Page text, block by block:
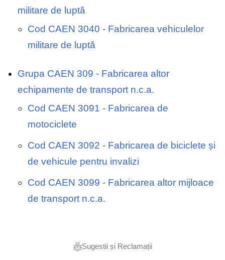
militare de luptă
Cod CAEN 3040 - Fabricarea vehiculelor
militare de luptă
Grupa CAEN 309 - Fabricarea altor
echipamente de transport n.c.a.
Cod CAEN 3091 - Fabricarea de
motociclete
Cod CAEN 3092 - Fabricarea de biciclete și
de vehicule pentru invalizi
Cod CAEN 3099 - Fabricarea altor mijloace
de transport n.c.a.
Sugestii și Reclamații